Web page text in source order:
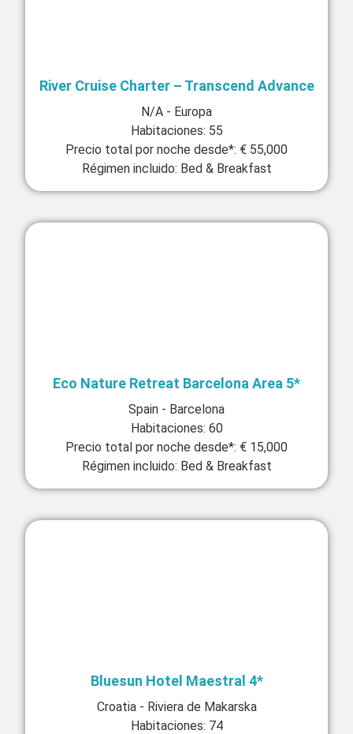
River Cruise Charter – Transcend Advance
N/A - Europa
Habitaciones: 55
Precio total por noche desde*: € 55,000
Régimen incluido: Bed & Breakfast
Eco Nature Retreat Barcelona Area 5*
Spain - Barcelona
Habitaciones: 60
Precio total por noche desde*: € 15,000
Régimen incluido: Bed & Breakfast
Bluesun Hotel Maestral 4*
Croatia - Riviera de Makarska
Habitaciones: 74